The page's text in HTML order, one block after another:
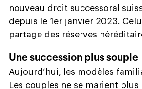
nouveau droit successoral
depuis le 1er janvier 2023.
partage des réserves
Une succession plus souple
Aujourd’hui, les modèles
Les couples ne se marient